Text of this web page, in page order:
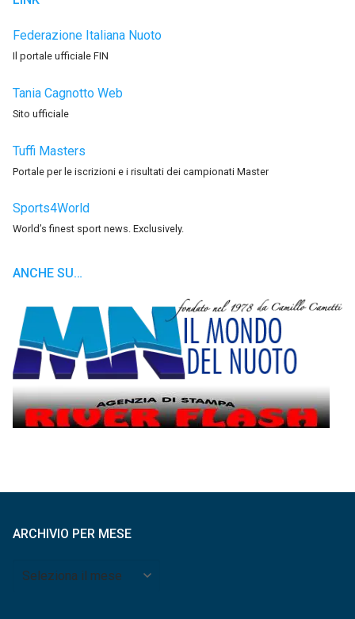
Federazione Italiana Nuoto
Il portale ufficiale FIN
Tania Cagnotto Web
Sito ufficiale
Tuffi Masters
Portale per le iscrizioni e i risultati dei campionati Master
Sports4World
World’s finest sport news. Exclusively.
ANCHE SU…
ARCHIVIO PER MESE
Archivio